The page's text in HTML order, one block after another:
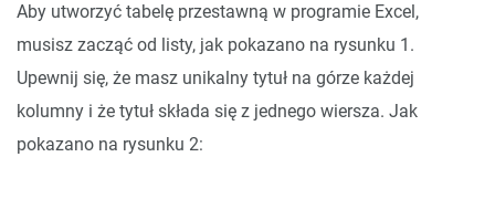
Aby utworzyć tabelę przestawną w programie Excel,
musisz zacząć od listy, jak pokazano na rysunku 1.
Upewnij się, że masz unikalny tytuł na górze każdej
kolumny i że tytuł składa się z jednego wiersza. Jak
pokazano na rysunku 2: